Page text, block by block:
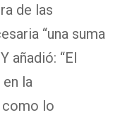
de las
“una suma
añadió: “El
la
lo